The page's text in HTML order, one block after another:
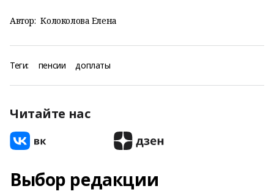
Автор: Колоколова Елена
Теги: пенсии доплаты
Читайте нас
Выбор редакции